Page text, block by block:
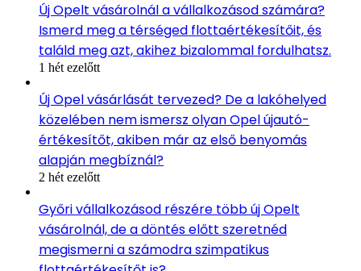
Új Opelt vásárolnál a vállalkozásod számára?
Ismerd meg a térséged flottaértékesítőit, és
találd meg azt, akihez bizalommal fordulhatsz.
1 hét ezelőtt
Új Opel vásárlását tervezed? De a lakóhelyed
közelében nem ismersz olyan Opel újautó-
értékesítőt, akiben már az első benyomás
alapján megbíznál?
2 hét ezelőtt
Győri vállalkozásod részére több új Opelt
vásárolnál, de a döntés előtt szeretnéd
megismerni a számodra szimpatikus